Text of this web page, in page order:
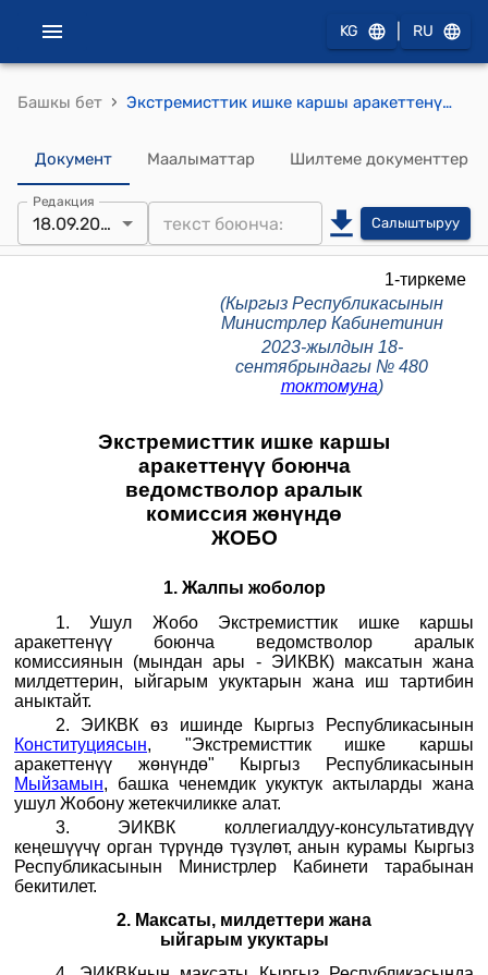
KG RU
Башкы бет › Экстремисттик ишке каршы аракеттенүү боюнча ведомстволор аралык комиссия жөнүндө жобо (КР Министрлер Кабинетинин 2023-жылдын 18-сентябрындагы № 480 токтомуна)
Документ Маалыматтар Шилтеме документтер
Редакция
18.09.2023 Салыштыруу